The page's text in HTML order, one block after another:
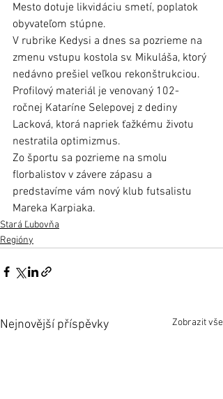
Mesto dotuje likvidáciu smetí, poplatok
obyvateľom stúpne.
V rubrike Kedysi a dnes sa pozrieme na
zmenu vstupu kostola sv. Mikuláša, ktorý
nedávno prešiel veľkou rekonštrukciou.
Profilový materiál je venovaný 102-
ročnej Kataríne Selepovej z dediny
Lacková, ktorá napriek ťažkému životu
nestratila optimizmus.
Zo športu sa pozrieme na smolu
florbalistov v závere zápasu a
predstavíme vám nový klub futsalistu
Mareka Karpiaka.
Stará Ľubovňa
Regióny
Nejnovější příspěvky Zobrazit vše